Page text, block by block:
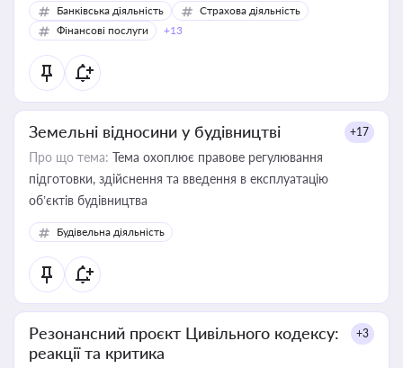
Банківська діяльність
Страхова діяльність
Фінансові послуги
+13
Земельні відносини у будівництві +17
Про що тема: Тема охоплює правове регулювання
підготовки, здійснення та введення в експлуатацію
об’єктів будівництва
Будівельна діяльність
Резонансний проєкт Цивільного кодексу:
реакції та критика
+3